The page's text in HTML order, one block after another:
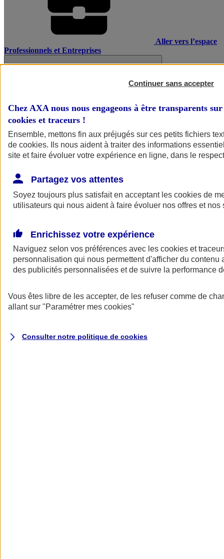
Aller vers l’espace
Professionnels et Entreprises
AXA Assurance
Continuer sans accepter
Chez AXA nous nous engageons à être transparents
cookies et traceurs !
Ensemble, mettons fin aux préjugés sur ces petits fichiers
de cookies. Ils nous aident à traiter des informations
site et faire évoluer votre expérience en ligne, dans le
Partagez vos attentes
Soyez toujours plus satisfait en acceptant les cookies de
utilisateurs qui nous aident à faire évoluer nos offres et nos
Enrichissez votre expérience
Naviguez selon vos préférences avec les cookies et
personnalisation qui nous permettent d'afficher du contenu
des publicités personnalisées et de suivre la performance
Vous êtes libre de les accepter, de les refuser comme de
allant sur "Paramétrer mes cookies"
Consulter notre politique de cookies